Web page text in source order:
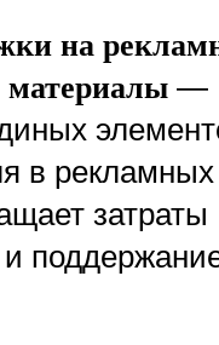
на
материалы —
в рекламных
затраты
и